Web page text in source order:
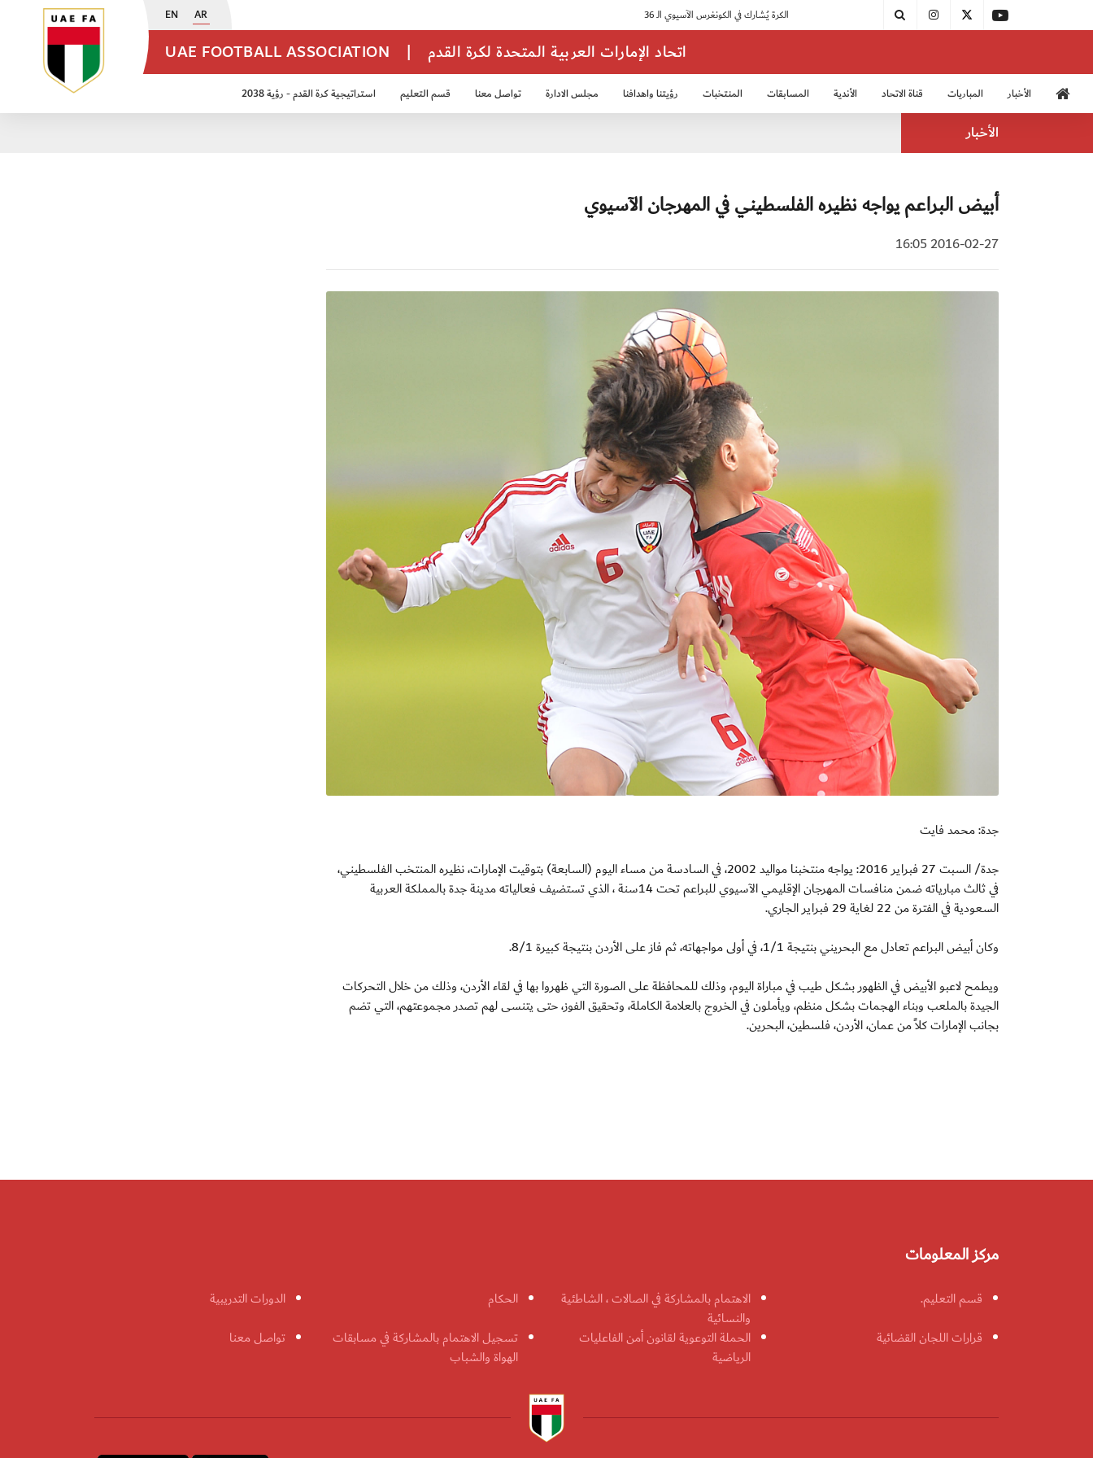
EN AR
UAE FOOTBALL ASSOCIATION | اتحاد الإمارات العربية المتحدة لكرة القدم
الأخبار المباريات قناة الاتحاد الأندية المسابقات المنتخبات رؤيتنا واهدافنا مجلس الادارة تواصل معنا قسم التعليم استراتيجية كرة القدم - رؤية 2038
الأخبار
أبيض البراعم يواجه نظيره الفلسطيني في المهرجان الآسيوي
2016-02-27 16:05
جدة: محمد فايت
جدة/ السبت 27 فبراير 2016: يواجه منتخبنا مواليد 2002، في السادسة من مساء اليوم (السابعة) بتوقيت الإمارات، نظيره المنتخب الفلسطيني،
في ثالث مبارياته ضمن منافسات المهرجان الإقليمي الآسيوي للبراعم تحت 14سنة ، الذي تستضيف فعالياته مدينة جدة بالمملكة العربية
السعودية في الفترة من 22 لغاية 29 فبراير الجاري.
وكان أبيض البراعم تعادل مع البحريني بنتيجة 1/1، في أولى مواجهاته، ثم فاز على الأردن بنتيجة كبيرة 8/1.
ويطمح لاعبو الأبيض في الظهور بشكل طيب في مباراة اليوم، وذلك للمحافظة على الصورة التي ظهروا بها في لقاء الأردن، وذلك من خلال التحركات
الجيدة بالملعب وبناء الهجمات بشكل منظم، ويأملون في الخروج بالعلامة الكاملة، وتحقيق الفوز، حتى يتنسى لهم تصدر مجموعتهم، التي تضم
بجانب الإمارات كلاً من عمان، الأردن، فلسطين، البحرين.
مركز المعلومات
قسم التعليم.
الاهتمام بالمشاركة في الصالات ، الشاطئية
والنسائية
الحكام
الدورات التدريبية
قرارات اللجان القضائية
الحملة التوعوية لقانون أمن الفاعليات
الرياضية
تسجيل الاهتمام بالمشاركة في مسابقات
الهواة والشباب
تواصل معنا